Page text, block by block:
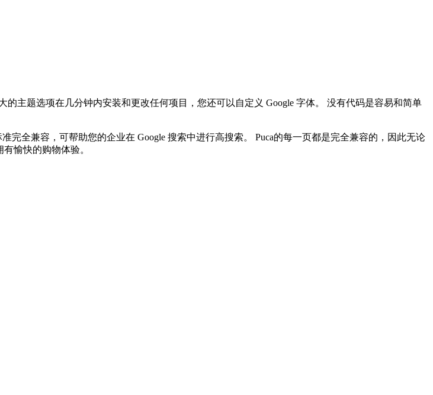
的主题选项在几分钟内安装和更改任何项目，您还可以自定义 Google 字体。 没有代码是容易和简单
全兼容，可帮助您的企业在 Google 搜索中进行高搜索。 Puca的每一页都是完全兼容的，因此无论
愉快的购物体验。